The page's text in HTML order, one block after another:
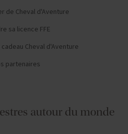
de Cheval d'Aventure
sa licence FFE
Cheval d'Aventure
partenaires
autour du monde